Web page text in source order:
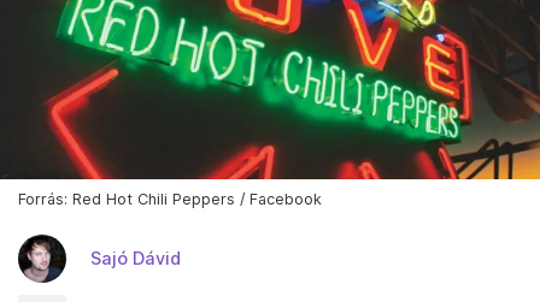
Forrás: Red Hot Chili Peppers / Facebook
Sajó Dávid